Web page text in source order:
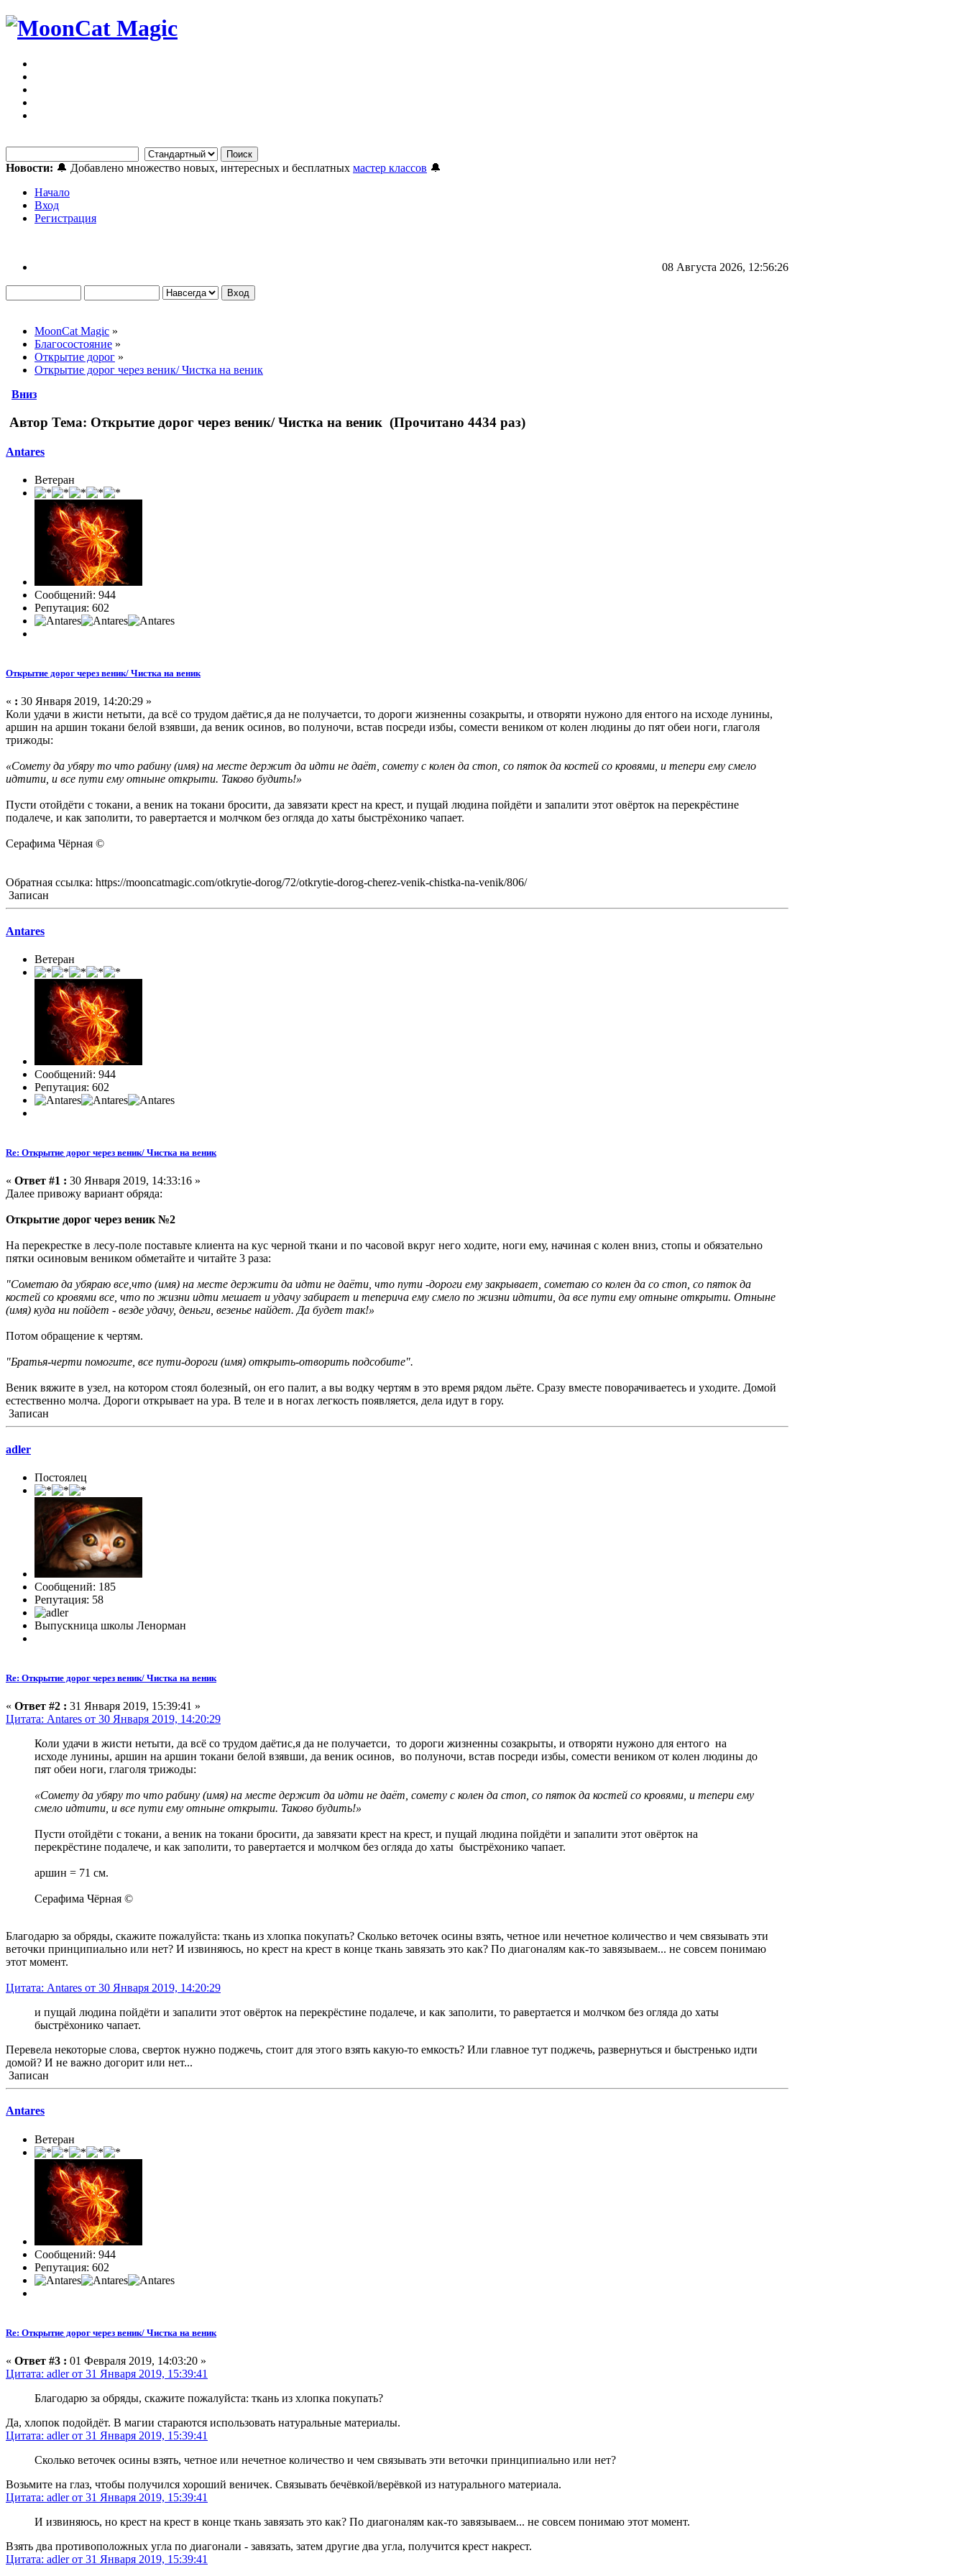
Новости: 🔔 Добавлено множество новых, интересных и бесплатных мастер классов 🔔
Начало
Вход
Регистрация
08 Августа 2026, 12:56:26
MoonCat Magic »
Благосостояние »
Открытие дорог »
Открытие дорог через веник/ Чистка на веник
Вниз
Автор Тема: Открытие дорог через веник/ Чистка на веник (Прочитано 4434 раз)
Antares
Ветеран
Сообщений: 944
Репутация: 602
Открытие дорог через веник/ Чистка на веник
« : 30 Января 2019, 14:20:29 »
Коли удачи в жисти нетыти, да всё со трудом даётис,я да не получаетси, то дороги жизненны созакрыты, и отворяти нужоно для ентого на исходе лунины,
аршин на аршин токани белой взявши, да веник осинов, во полуночи, встав посреди избы, сомести веником от колен людины до пят обеи ноги, глаголя
трижоды:
«Сомету да убяру то что рабину (имя) на месте держит да идти не даёт, сомету с колен да стоп, со пяток да костей со кровями, и тепери ему смело
идтити, и все пути ему отныне открыти. Таково будить!»
Пусти отойдёти с токани, а веник на токани бросити, да завязати крест на крест, и пущай людина пойдёти и запалити этот овёрток на перекрёстине
подалече, и как заполити, то равертается и молчком без огляда до хаты быстрёхонико чапает.
Серафима Чёрная ©
Обратная ссылка: https://mooncatmagic.com/otkrytie-dorog/72/otkrytie-dorog-cherez-venik-chistka-na-venik/806/
Записан
Antares
Ветеран
Сообщений: 944
Репутация: 602
Re: Открытие дорог через веник/ Чистка на веник
« Ответ #1 : 30 Января 2019, 14:33:16 »
Далее привожу вариант обряда:
Открытие дорог через веник №2
На перекрестке в лесу-поле поставьте клиента на кус черной ткани и по часовой вкруг него ходите, ноги ему, начиная с колен вниз, стопы и обязательно
пятки осиновым веником обметайте и читайте 3 раза:
"Сометаю да убяраю все,что (имя) на месте держити да идти не даёти, что пути -дороги ему закрывает, сометаю со колен да со стоп, со пяток да
костей со кровями все, что по жизни идти мешает и удачу забирает и теперича ему смело по жизни идтити, да все пути ему отныне открыти. Отныне
(имя) куда ни пойдет - везде удачу, деньги, везенье найдет. Да будет так!»
Потом обращение к чертям.
"Братья-черти помогите, все пути-дороги (имя) открыть-отворить подсобите".
Веник вяжите в узел, на котором стоял болезный, он его палит, а вы водку чертям в это время рядом льёте. Сразу вместе поворачиваетесь и уходите. Домой
естественно молча. Дороги открывает на ура. В теле и в ногах легкость появляется, дела идут в гору.
Записан
adler
Постоялец
Сообщений: 185
Репутация: 58
Выпускница школы Ленорман
Re: Открытие дорог через веник/ Чистка на веник
« Ответ #2 : 31 Января 2019, 15:39:41 »
Цитата: Antares от 30 Января 2019, 14:20:29
Коли удачи в жисти нетыти, да всё со трудом даётис,я да не получаетси, то дороги жизненны созакрыты, и отворяти нужоно для ентого на
исходе лунины, аршин на аршин токани белой взявши, да веник осинов, во полуночи, встав посреди избы, сомести веником от колен людины до
пят обеи ноги, глаголя трижоды:
«Сомету да убяру то что рабину (имя) на месте держит да идти не даёт, сомету с колен да стоп, со пяток да костей со кровями, и тепери ему
смело идтити, и все пути ему отныне открыти. Таково будить!»
Пусти отойдёти с токани, а веник на токани бросити, да завязати крест на крест, и пущай людина пойдёти и запалити этот овёрток на
перекрёстине подалече, и как заполити, то равертается и молчком без огляда до хаты быстрёхонико чапает.
аршин = 71 см.
Серафима Чёрная ©
Благодарю за обряды, скажите пожалуйста: ткань из хлопка покупать? Сколько веточек осины взять, четное или нечетное количество и чем связывать эти
веточки принципиально или нет? И извиняюсь, но крест на крест в конце ткань завязать это как? По диагоналям как-то завязываем... не совсем понимаю
этот момент.
Цитата: Antares от 30 Января 2019, 14:20:29
и пущай людина пойдёти и запалити этот овёрток на перекрёстине подалече, и как заполити, то равертается и молчком без огляда до хаты
быстрёхонико чапает.
Перевела некоторые слова, сверток нужно поджечь, стоит для этого взять какую-то емкость? Или главное тут поджечь, развернуться и быстренько идти
домой? И не важно догорит или нет...
Записан
Antares
Ветеран
Сообщений: 944
Репутация: 602
Re: Открытие дорог через веник/ Чистка на веник
« Ответ #3 : 01 Февраля 2019, 14:03:20 »
Цитата: adler от 31 Января 2019, 15:39:41
Благодарю за обряды, скажите пожалуйста: ткань из хлопка покупать?
Да, хлопок подойдёт. В магии стараются использовать натуральные материалы.
Цитата: adler от 31 Января 2019, 15:39:41
Сколько веточек осины взять, четное или нечетное количество и чем связывать эти веточки принципиально или нет?
Возьмите на глаз, чтобы получился хороший веничек. Связывать бечёвкой/верёвкой из натурального материала.
Цитата: adler от 31 Января 2019, 15:39:41
И извиняюсь, но крест на крест в конце ткань завязать это как? По диагоналям как-то завязываем... не совсем понимаю этот момент.
Взять два противоположных угла по диагонали - завязать, затем другие два угла, получится крест накрест.
Цитата: adler от 31 Января 2019, 15:39:41